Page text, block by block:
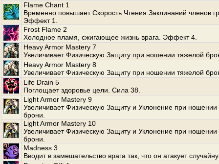
Flame Chant 1
Временно повышает Скорость Чтения Заклинаний членов
Эффект 1.
Frost Flame 2
Холодное пламя, сжигающее жизнь врага. Эффект 4.
Heavy Armor Mastery 7
Увеличивает Физическую Защиту при ношении тяжелой
Heavy Armor Mastery 8
Увеличивает Физическую Защиту при ношении тяжелой
Life Drain 5
Поглощает здоровье цели. Сила 38.
Light Armor Mastery 9
Увеличивает Физическую Защиту и Уклонение при ношении
брони.
Light Armor Mastery 10
Увеличивает Физическую Защиту и Уклонение при ношении
брони.
Madness 3
Вводит в замешательство врага так, что он атакует